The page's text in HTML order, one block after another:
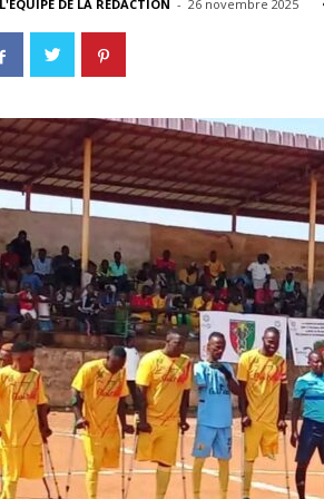
L'EQUIPE DE LA REDACTION - 26 novembre 2025